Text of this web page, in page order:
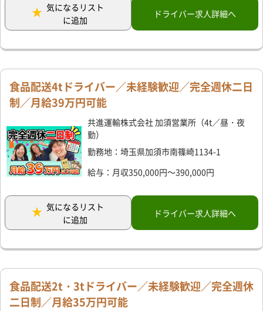
気になるリスト
に追加
ドライバー求人詳細へ
食品配送4tドライバー／未経験歓迎／完全週休二日
制／月給39万円可能
共進運輸株式会社 加須営業所（4t／昼・夜
勤）
勤務地：埼玉県加須市南篠崎1134-1
給与：月収350,000円～390,000円
気になるリスト
に追加
ドライバー求人詳細へ
食品配送2t・3tドライバー／未経験歓迎／完全週休
二日制／月給35万円可能